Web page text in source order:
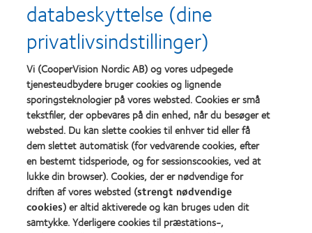
Learn
more
about
Prisen
Silmo
d’Or
for
bedste
produkt,
med
MyDay®
(2013)
Learn
more
about
Contact
Product
of
the
Year
(2013)
Learn
more
about
Best
Companies
for
Leaders
2012
&
2010
(2012)
Learn
more
about
Best
Factory
Awards
2011
(2011)
Learn
more
about
ODMA
Learn
more
about
2012
databeskyttelse (dine
privatlivsindstillinger)
Vi (CooperVision Nordic AB) og vores udpegede
tjenesteudbydere bruger cookies og lignende
sporingsteknologier på vores websted. Cookies er små
tekstfiler, der opbevares på din enhed, når du besøger et
websted. Du kan slette cookies til enhver tid eller få
dem slettet automatisk (for vedvarende cookies, efter
en bestemt tidsperiode, og for sessionscookies, ved at
lukke din browser). Cookies, der er nødvendige for
driften af vores websted (strengt nødvendige
cookies) er altid aktiverede og kan bruges uden dit
samtykke. Yderligere cookies til præstations-,